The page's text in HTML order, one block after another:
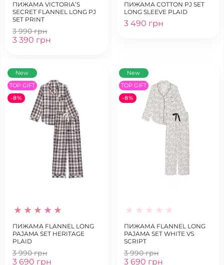
ПИЖАМА VICTORIA’S
SECRET FLANNEL LONG PJ
SET PRINT
3 990 грн
3 390 грн
ПИЖАМА COTTON PJ SET
LONG SLEEVE PLAID
3 490 грн
New
TOP GIFT
-8%
ПИЖАМА FLANNEL LONG
PAJAMA SET HERITAGE
PLAID
3 990 грн
3 690 грн
New
TOP GIFT
-8%
ПИЖАМА FLANNEL LONG
PAJAMA SET WHITE VS
SCRIPT
3 990 грн
3 690 грн